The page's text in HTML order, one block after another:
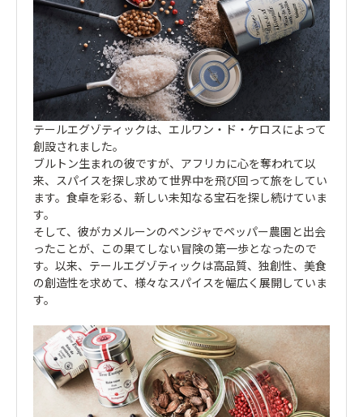
テールエグゾティックは、エルワン・ド・ケロスによって
創設されました。
ブルトン生まれの彼ですが、アフリカに心を奪われて以
来、スパイスを探し求めて世界中を飛び回って旅をしてい
ます。食卓を彩る、新しい未知なる宝石を探し続けていま
す。
そして、彼がカメルーンのペンジャでペッパー農園と出会
ったことが、この果てしない冒険の第一歩となったので
す。以来、テールエグゾティックは高品質、独創性、美食
の創造性を求めて、様々なスパイスを幅広く展開していま
す。